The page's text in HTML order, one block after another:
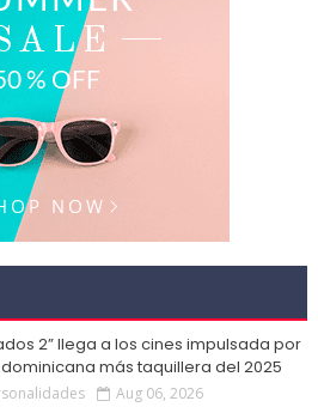
2” llega a los cines impulsada por
más taquillera del 2025
Aug 06, 2026